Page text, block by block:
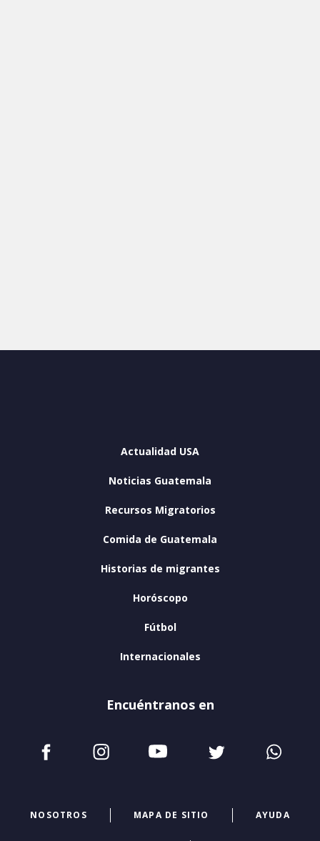
Actualidad USA
Noticias Guatemala
Recursos Migratorios
Comida de Guatemala
Historias de migrantes
Horóscopo
Fútbol
Internacionales
Encuéntranos en
NOSOTROS MAPA DE SITIO AYUDA